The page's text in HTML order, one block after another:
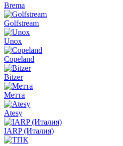
Brema
Golfstream
Unox
Copeland
Bitzer
Метта
Atesy
IARP (Италия)